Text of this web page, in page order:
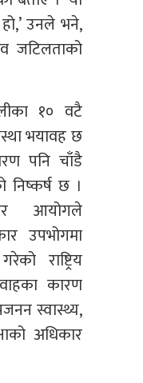
उनले भने,
जटिलताको
१० वटै
भयावह छ
पनि चाँडै
निष्कर्ष छ ।
आयोगले
उपभोगमा
राष्ट्रिय
कारण
स्वास्थ्य,
अधिकार